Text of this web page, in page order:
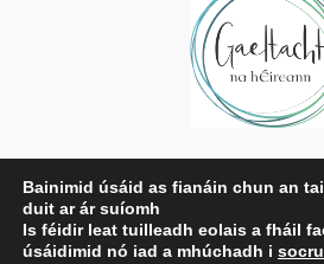
Príobháideachas
Beartas Príobháideachais
Téarmaí agus Coinníollacha
Bainimid úsáid as fianáin chun an
duit ar ár suíomh
Is féidir leat tuilleadh eolais a fháil
úsáidimid nó iad a mhúchadh i